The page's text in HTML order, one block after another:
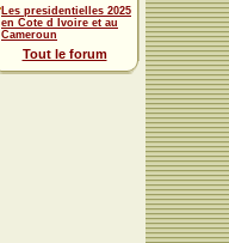
Les presidentielles 2025
en Cote d Ivoire et au
Cameroun
Tout le forum